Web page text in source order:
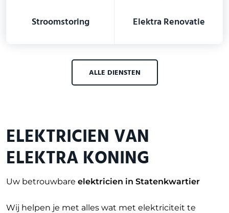
Stroomstoring Elektra Renovatie
ALLE DIENSTEN
ELEKTRICIEN VAN
ELEKTRA KONING
Uw betrouwbare elektricien in Statenkwartier
Wij helpen je met alles wat met elektriciteit te